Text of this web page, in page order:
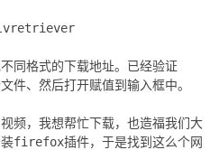
同格式的下载地址。已经验证
件、然后打开赋值到输入框中。
频，我想帮忙下载，也造福我们大
装firefox插件，于是找到这么个网